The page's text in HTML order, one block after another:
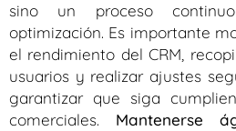
sino un proceso
optimización. Es importante
el rendimiento del CRM,
usuarios y realizar ajustes
garantizar que siga
comerciales. Mantenerse